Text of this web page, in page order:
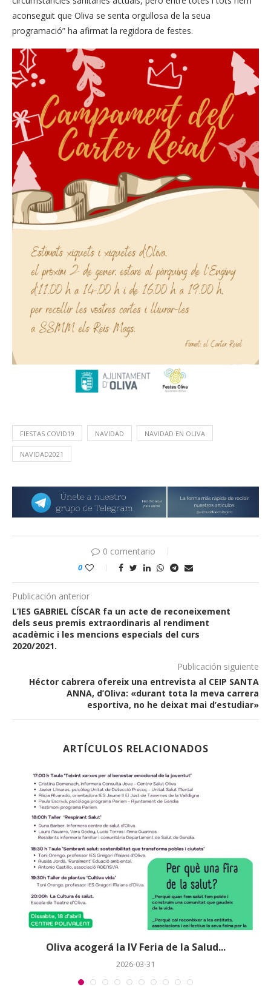
aconseguit que Oliva se senta orgullosa de la seua
programació” ha afirmat la regidora de festes.
FIESTAS COVID19 NAVIDAD NAVIDAD EN OLIVA
NAVIDAD2021
0 comentario
0
Publicación anterior
L’IES GABRIEL CÍSCAR fa un acte de reconeixement
dels seus premis extraordinaris al rendiment
acadèmic i les mencions especials del curs
2020/2021.
Publicación siguiente
Héctor cabrera ofereix una entrevista al CEIP SANTA
ANNA, d’Oliva: «durant tota la meva carrera
esportiva, no he deixat mai d’estudiar»
ARTÍCULOS RELACIONADOS
Oliva acogerá la IV Feria de la Salud...
2026-03-31